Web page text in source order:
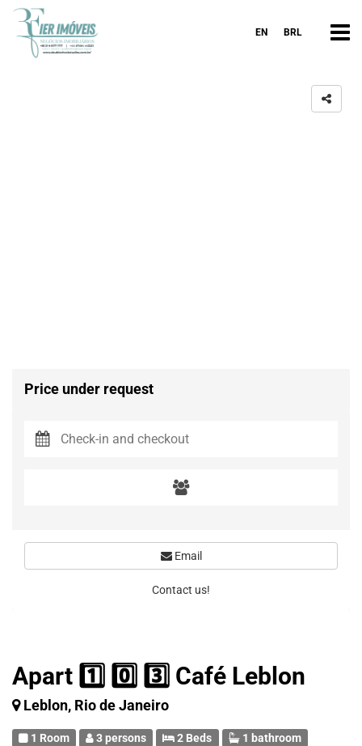
EN BRL
Apart 1️⃣ 0️⃣ 3️⃣ Café Leblon
Leblon, Rio de Janeiro
1 Room 3 persons 2 Beds 1 bathroom
Price under request
Email
Contact us!